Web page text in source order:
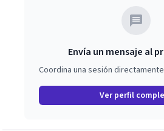
Envía un mensaje al
Coordina una sesión
Ver perfil